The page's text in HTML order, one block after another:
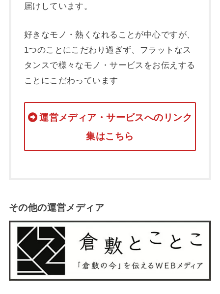
届けしています。
好きなモノ・熱くなれることが中心ですが、
1つのことにこだわり過ぎず、フラットなス
タンスで様々なモノ・サービスをお伝えする
ことにこだわっています
運営メディア・サービスへのリンク
集はこちら
その他の運営メディア